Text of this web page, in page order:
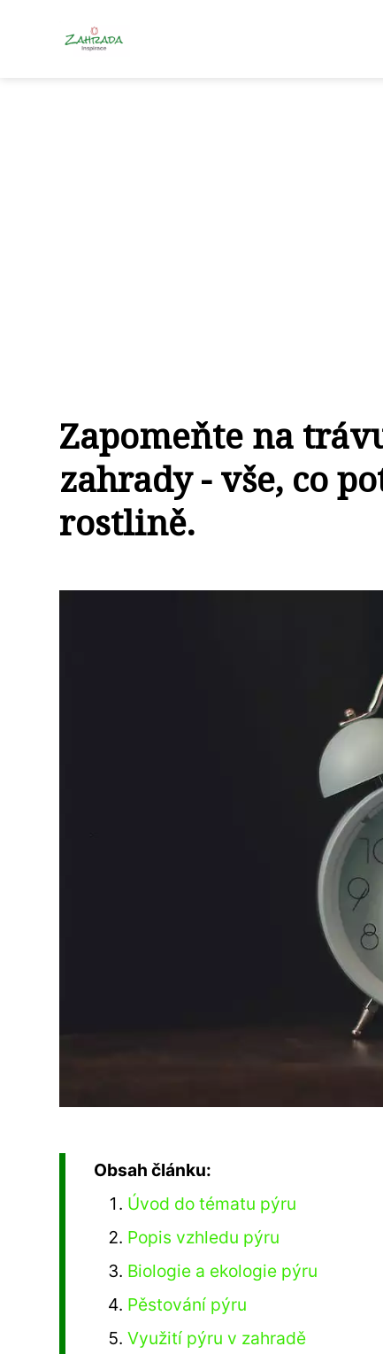
Zapomeňte na
zahrady - vše, co
rostlině.
Obsah článku:
Úvod do tématu pýru
Popis vzhledu pýru
Biologie a ekologie pýru
Pěstování pýru
Využití pýru v zahradě